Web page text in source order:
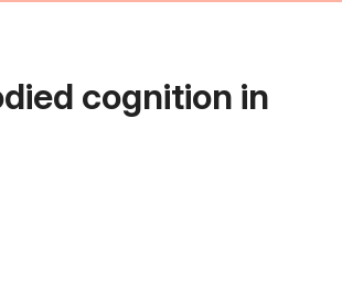
cognition in